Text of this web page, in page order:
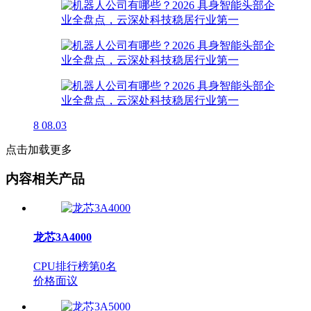
8 08.03
点击加载更多
内容相关产品
龙芯3A4000
CPU排行榜第0名
价格面议